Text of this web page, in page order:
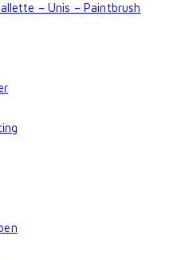
– Unis – Paintbrush